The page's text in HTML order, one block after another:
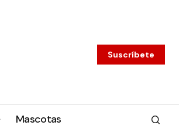
Suscríbete
Mascotas